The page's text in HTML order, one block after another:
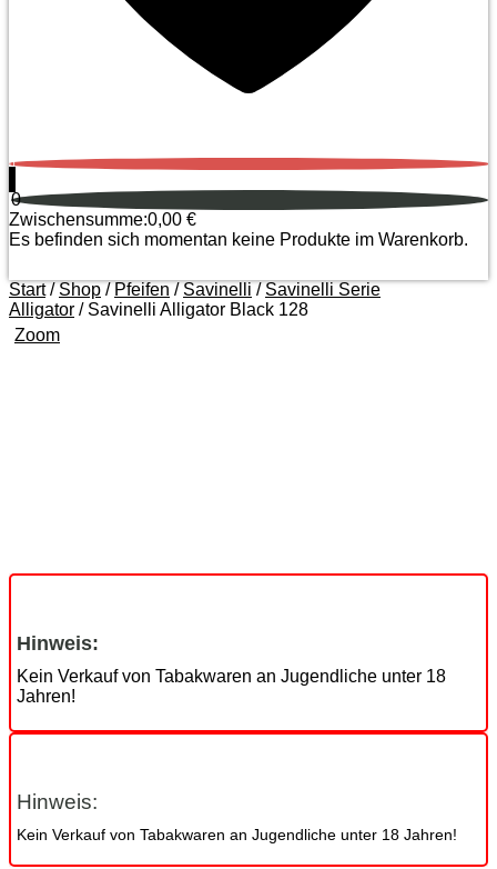
0
0
Zwischensumme:0,00 €
Es befinden sich momentan keine Produkte im Warenkorb.
Start/ Shop / Pfeifen / Savinelli / Savinelli Serie
Alligator / Savinelli Alligator Black 128
Zoom
Hinweis:
Kein Verkauf von Tabakwaren an Jugendliche unter 18
Jahren!
Hinweis:
Kein Verkauf von Tabakwaren an Jugendliche unter 18 Jahren!